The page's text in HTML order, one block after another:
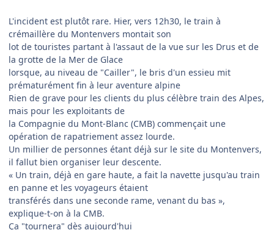
L'incident est plutôt rare. Hier, vers 12h30, le train à
crémaillère du Montenvers montait son
lot de touristes partant à l'assaut de la vue sur les Drus et de
la grotte de la Mer de Glace
lorsque, au niveau de "Cailler", le bris d'un essieu mit
prématurément fin à leur aventure alpine
Rien de grave pour les clients du plus célèbre train des Alpes,
mais pour les exploitants de
la Compagnie du Mont-Blanc (CMB) commençait une
opération de rapatriement assez lourde.
Un millier de personnes étant déjà sur le site du Montenvers,
il fallut bien organiser leur descente.
« Un train, déjà en gare haute, a fait la navette jusqu'au train
en panne et les voyageurs étaient
transférés dans une seconde rame, venant du bas »,
explique-t-on à la CMB.
Ça "tournera" dès aujourd'hui